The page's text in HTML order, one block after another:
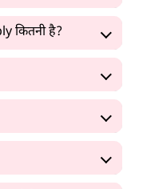
कितनी है?